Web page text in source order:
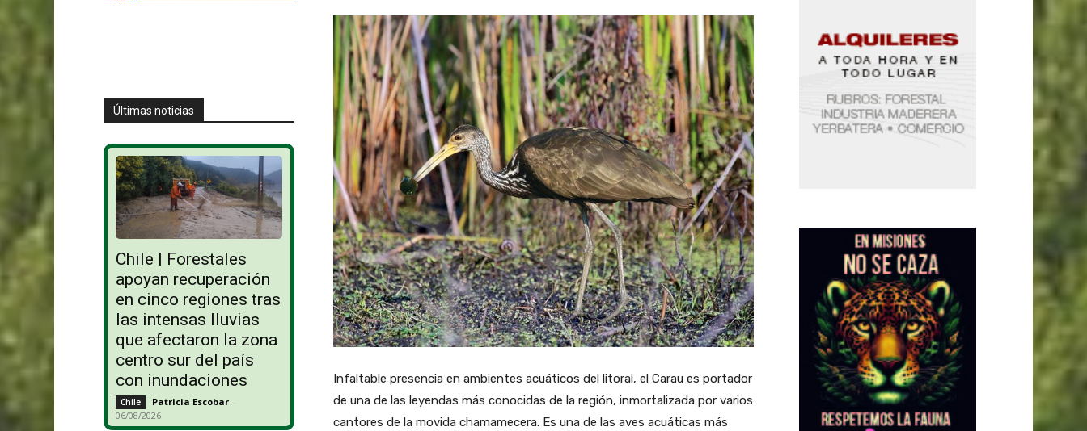
Últimas noticias
Chile | Forestales
apoyan recuperación
en cinco regiones tras
las intensas lluvias
que afectaron la zona
centro sur del país
con inundaciones
Chile Patricia Escobar -
06/08/2026
Infaltable presencia en ambientes acuáticos del litoral, el Carau es portador
de una de las leyendas más conocidas de la región, inmortalizada por varios
cantores de la movida chamamecera. Es una de las aves acuáticas más